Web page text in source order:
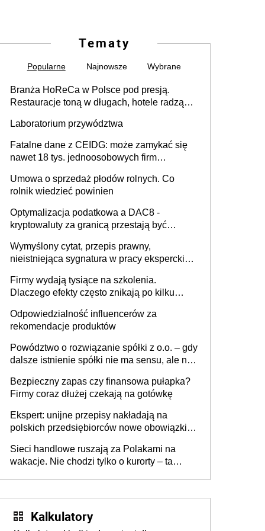
Tematy
Popularne Najnowsze Wybrane
Branża HoReCa w Polsce pod presją.
Restauracje toną w długach, hotele radzą
Laboratorium przywództwa
Fatalne dane z CEIDG: może zamykać się
nawet 18 tys. jednoosobowych firm
Umowa o sprzedaż płodów rolnych. Co
rolnik wiedzieć powinien
Optymalizacja podatkowa a DAC8 -
kryptowaluty za granicą przestają być
Wymyślony cytat, przepis prawny,
nieistniejąca sygnatura w pracy eksperckiej -
firmie
Firmy wydają tysiące na szkolenia.
Dlaczego efekty często znikają po kilku
Odpowiedzialność influencerów za
rekomendacje produktów
Powództwo o rozwiązanie spółki z o.o. – gdy
dalsze istnienie spółki nie ma sensu, ale nie
Bezpieczny zapas czy finansowa pułapka?
Firmy coraz dłużej czekają na gotówkę
Ekspert: unijne przepisy nakładają na
polskich przedsiębiorców nowe obowiązki w
Sieci handlowe ruszają za Polakami na
wakacje. Nie chodzi tylko o kurorty – ta
Kalkulatory